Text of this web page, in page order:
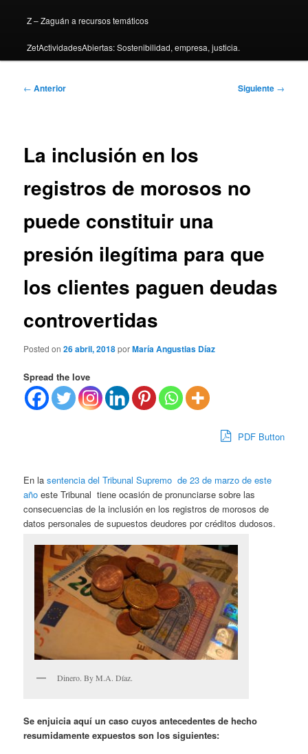
Z – Zaguán a recursos temáticos
ZetActividadesAbiertas: Sostenibilidad, empresa, justicia.
Navegación
← Anterior Siguiente →
La inclusión en los
registros de morosos no
puede constituir una
presión ilegítima para que
los clientes paguen deudas
controvertidas
Posted on26 abril, 2018porMaría Angustias Díaz
Spread the love
PDF Button
En lasentencia del Tribunal Supremo de 23 de marzo de este
añoeste Tribunal tiene ocasión de pronunciarse sobre las
consecuencias de la inclusión en los registros de morosos de
datos personales de supuestos deudores por créditos dudosos.
Dinero. By M.A. Díaz.
Se enjuicia aquí un caso cuyos antecedentes de hecho
resumidamente expuestos son los siguientes: